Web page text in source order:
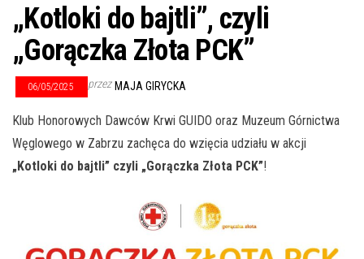
„Kotloki do bajtli”, czyli
„Gorączka Złota PCK”
06/05/2025 przez MAJA GIRYCKA
Klub Honorowych Dawców Krwi GUIDO oraz Muzeum Górnictwa
Węglowego w Zabrzu zachęca do wzięcia udziału w akcji
„Kotloki do bajtli” czyli „Gorączka Złota PCK”!